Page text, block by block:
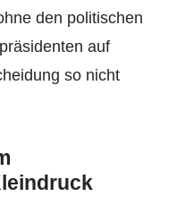
den politischen
auf
so nicht